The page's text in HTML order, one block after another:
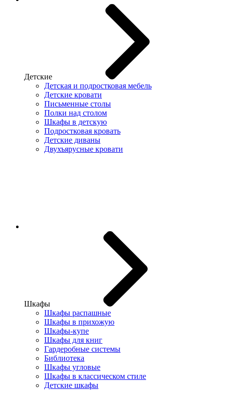
Детские
Детская и подростковая мебель
Детские кровати
Письменные столы
Полки над столом
Шкафы в детскую
Подростковая кровать
Детские диваны
Двухъярусные кровати
Шкафы
Шкафы распашные
Шкафы в прихожую
Шкафы-купе
Шкафы для книг
Гардеробные системы
Библиотека
Шкафы угловые
Шкафы в классическом стиле
Детские шкафы